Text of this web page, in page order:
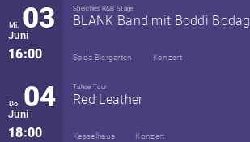
Mi. 03
Juni
16:00
Speiches R&B Stage
Soda Biergarten Konzert
Do. 04
Juni
18:00
Tahoe Tour
Red Leather
Kesselhaus Konzert